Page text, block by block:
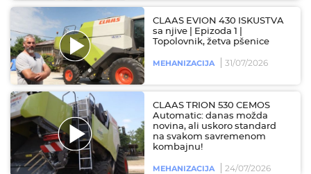
CLAAS EVION 430 ISKUSTVA
sa njive | Epizoda 1 |
Topolovnik, žetva pšenice
MEHANIZACIJA 31/07/2026
CLAAS TRION 530 CEMOS
Automatic: danas možda
novina, ali uskoro standard
na svakom savremenom
kombajnu!
MEHANIZACIJA 24/07/2026